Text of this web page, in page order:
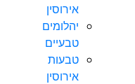
אירוסין
יהלומים
טבעיים
טבעות
אירוסין